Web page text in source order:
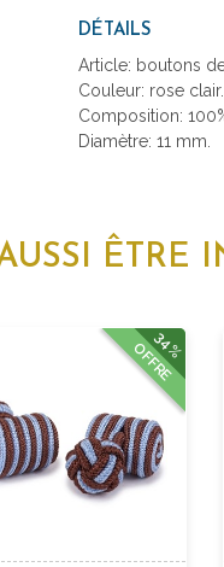
DÉTAILS
Article: boutons
Couleur: rose clair.
Composition:
Diamètre: 11 mm.
ÊTRE
34%
OFFRE